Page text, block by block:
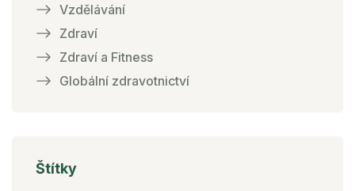
Vzdělávání
Zdraví
Zdraví a Fitness
Globální zdravotnictví
Štítky